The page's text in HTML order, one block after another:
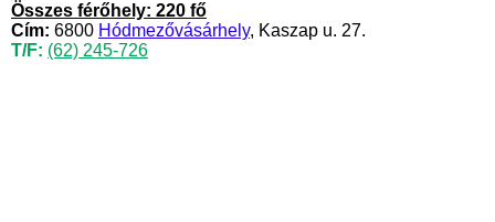
Összes férőhely: 220 fő
Cím: 6800 Hódmezővásárhely, Kaszap u. 27.
T/F: (62) 245-726